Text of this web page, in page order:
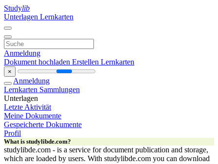
Studylib
Unterlagen Lernkarten
Anmeldung
Dokument hochladen Erstellen Lernkarten
×
Anmeldung
Lernkarten Sammlungen
Unterlagen
Letzte Aktivität
Meine Dokumente
Gespeicherte Dokumente
Profil
What is studylibde.com?
studylibde.com - is a service for document publication and storage,
which are loaded by users. With studylibde.com you can download